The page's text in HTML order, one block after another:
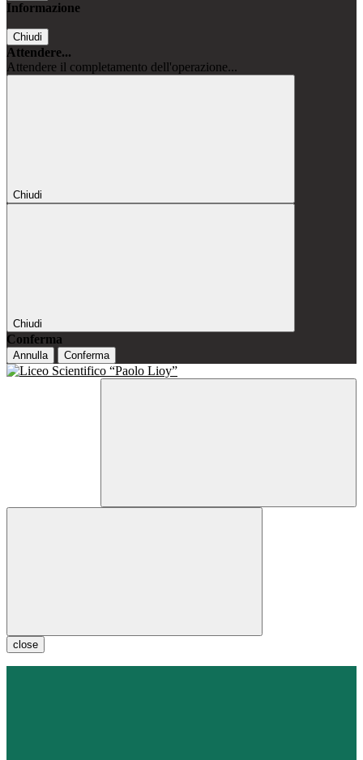
Informazione
Chiudi
Attendere...
Attendere il completamento dell'operazione...
Chiudi
Chiudi
Conferma
Annulla Conferma
close